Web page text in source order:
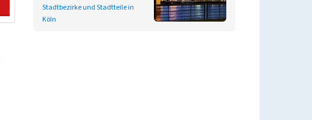
Stadtbezirke und Stadtteile in
Köln